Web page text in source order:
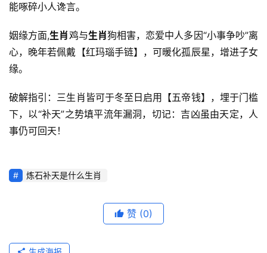
能啄碎小人谗言。
姻缘方面,生肖鸡与生肖狗相害，恋爱中人多因“小事争吵”离
心，晚年若佩戴【红玛瑙手链】，可暖化孤辰星，增进子女
缘。
破解指引：三生肖皆可于冬至日启用【五帝钱】，埋于门槛
下，以“补天”之势填平流年漏洞，切记：吉凶虽由天定，人
事仍可回天！
炼石补天是什么生肖
赞 (0)